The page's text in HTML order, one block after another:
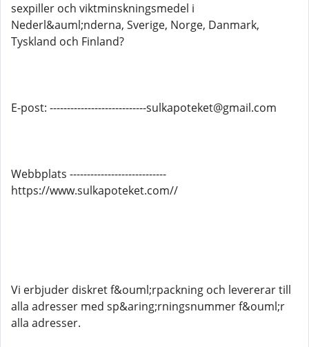
sexpiller och viktminskningsmedel i
Nederl&auml;nderna, Sverige, Norge, Danmark,
Tyskland och Finland?
E-post: ----------------------------sulkapoteket@gmail.com
Webbplats ----------------------------
https://www.sulkapoteket.com//
Vi erbjuder diskret f&ouml;rpackning och levererar till
alla adresser med sp&aring;rningsnummer f&ouml;r
alla adresser.